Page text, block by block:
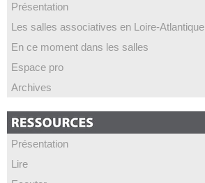
Présentation
Les salles associatives en Loire-Atlantique
En ce moment dans les salles
Espace pro
Archives
Présentation
Lire